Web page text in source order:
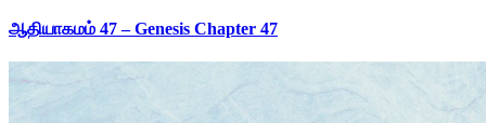
ஆதியாகமம் 47 – Genesis Chapter 47